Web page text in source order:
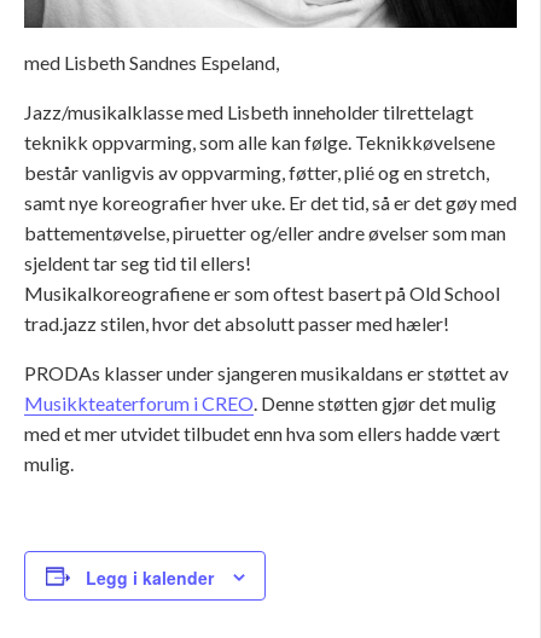
med Lisbeth Sandnes Espeland,
Jazz/musikalklasse med Lisbeth inneholder tilrettelagt
teknikk oppvarming, som alle kan følge. Teknikkøvelsene
består vanligvis av oppvarming, føtter, plié og en stretch,
samt nye koreografier hver uke. Er det tid, så er det gøy med
battementøvelse, piruetter og/eller andre øvelser som man
sjeldent tar seg tid til ellers!
Musikalkoreografiene er som oftest basert på Old School
trad.jazz stilen, hvor det absolutt passer med hæler!
PRODAs klasser under sjangeren musikaldans er støttet av
Musikkteaterforum i CREO. Denne støtten gjør det mulig
med et mer utvidet tilbudet enn hva som ellers hadde vært
mulig.
Legg i kalender